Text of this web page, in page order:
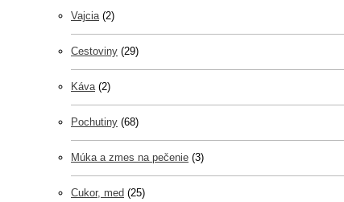
Vajcia (2)
Cestoviny (29)
Káva (2)
Pochutiny (68)
Múka a zmes na pečenie (3)
Cukor, med (25)